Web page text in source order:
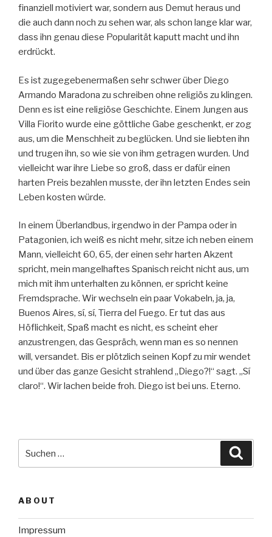
finanziell motiviert war, sondern aus Demut heraus und
die auch dann noch zu sehen war, als schon lange klar war,
dass ihn genau diese Popularität kaputt macht und ihn
erdrückt.
Es ist zugegebenermaßen sehr schwer über Diego
Armando Maradona zu schreiben ohne religiös zu klingen.
Denn es ist eine religiöse Geschichte. Einem Jungen aus
Villa Fiorito wurde eine göttliche Gabe geschenkt, er zog
aus, um die Menschheit zu beglücken. Und sie liebten ihn
und trugen ihn, so wie sie von ihm getragen wurden. Und
vielleicht war ihre Liebe so groß, dass er dafür einen
harten Preis bezahlen musste, der ihn letzten Endes sein
Leben kosten würde.
In einem Überlandbus, irgendwo in der Pampa oder in
Patagonien, ich weiß es nicht mehr, sitze ich neben einem
Mann, vielleicht 60, 65, der einen sehr harten Akzent
spricht, mein mangelhaftes Spanisch reicht nicht aus, um
mich mit ihm unterhalten zu können, er spricht keine
Fremdsprache. Wir wechseln ein paar Vokabeln, ja, ja,
Buenos Aires, sí, sí, Tierra del Fuego. Er tut das aus
Höflichkeit, Spaß macht es nicht, es scheint eher
anzustrengen, das Gespräch, wenn man es so nennen
will, versandet. Bis er plötzlich seinen Kopf zu mir wendet
und über das ganze Gesicht strahlend „Diego?!“ sagt. „Sí
claro!“. Wir lachen beide froh. Diego ist bei uns. Eterno.
nach:
ABOUT
Impressum